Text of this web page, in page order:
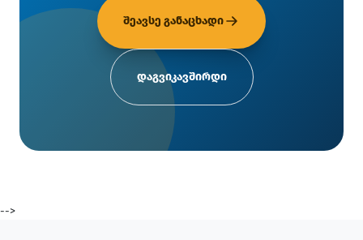
შეავსე განაცხადი
დაგვიკავშირდი
-->